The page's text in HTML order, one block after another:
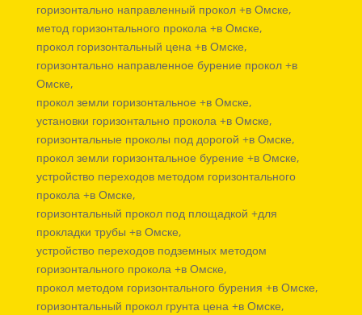
горизонтально направленный прокол +в Омске,
метод горизонтального прокола +в Омске,
прокол горизонтальный цена +в Омске,
горизонтально направленное бурение прокол +в
Омске,
прокол земли горизонтальное +в Омске,
установки горизонтально прокола +в Омске,
горизонтальные проколы под дорогой +в Омске,
прокол земли горизонтальное бурение +в Омске,
устройство переходов методом горизонтального
прокола +в Омске,
горизонтальный прокол под площадкой +для
прокладки трубы +в Омске,
устройство переходов подземных методом
горизонтального прокола +в Омске,
прокол методом горизонтального бурения +в Омске,
горизонтальный прокол грунта цена +в Омске,